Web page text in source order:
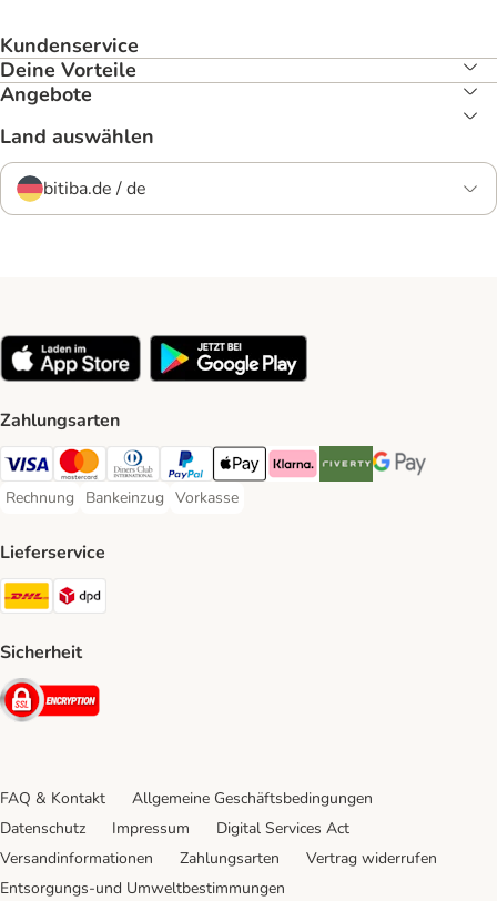
Kundenservice
Deine Vorteile
Angebote
Land auswählen
bitiba.de / de
Zahlungsarten
Visa Payment Method
Mastercard Payment Method
Diners Club Payment Method
PayPal Payment Method
Apple Pay Payment Method
Klarna Payment Method
Riverty Payment Method
Google Pay
Rechnung
Rechnung Payment Method
Bankeinzug
Bankeinzug Payment Method
Vorkasse
Vorkasse Payment Method
Lieferservice
DHL Shipping Method
Sicherheit
Security
FAQ & Kontakt
Allgemeine Geschäftsbedingungen
Datenschutz
Impressum
Digital Services Act
Versandinformationen
Zahlungsarten
Vertrag widerrufen
Entsorgungs-und Umweltbestimmungen